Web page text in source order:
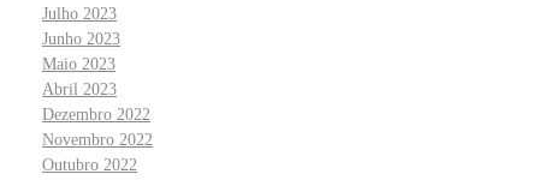
Julho 2023
Junho 2023
Maio 2023
Abril 2023
Dezembro 2022
Novembro 2022
Outubro 2022